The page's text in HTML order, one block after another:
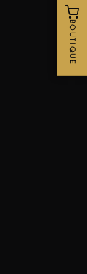
BOUTIQUE